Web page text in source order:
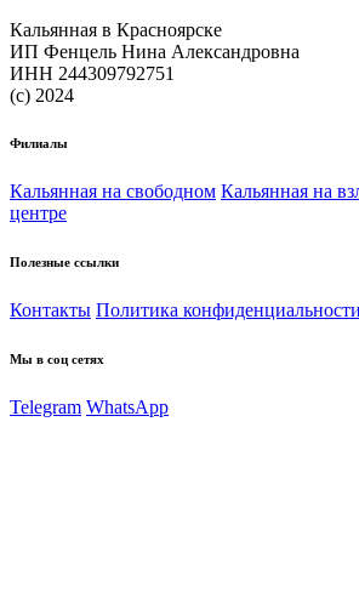
Кальянная в Красноярске
ИП Фенцель Нина Александровна
ИНН 244309792751
(с) 2024
Филиалы
Кальянная на свободном Кальянная на
центре
Полезные ссылки
Контакты Политика конфиденциальности
Мы в соц сетях
Telegram WhatsApp